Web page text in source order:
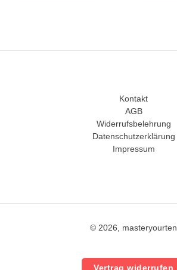
Kontakt
AGB
Widerrufsbelehrung
Datenschutzerklärung
Impressum
© 2026, masteryourten
Vertrag widerrufen